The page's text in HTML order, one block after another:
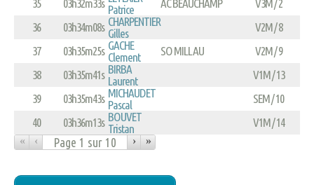
35
03h32m33s Patrice
AC BEAUCHAMP
V3M / 2
36
03h34m08s CHARPENTIER
Gilles
V2M / 8
37
03h35m25s GACHE
Clement
SO MILLAU
V2M / 9
38
03h35m41s BIRBA
Laurent
V1M / 13
39
03h35m43s MICHAUDET
Pascal
SEM / 10
40
03h36m13s BOUVET
Tristan
V1M / 14
« ‹ › »